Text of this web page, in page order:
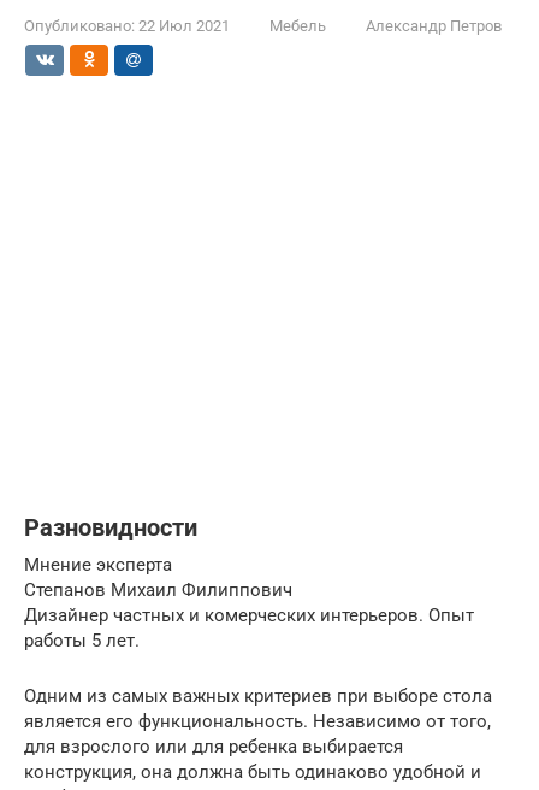
Опубликовано: 22 Июл 2021 Мебель Александр Петров
Разновидности
Мнение эксперта
Степанов Михаил Филиппович
Дизайнер частных и комерческих интерьеров. Опыт
работы 5 лет.
Одним из самых важных критериев при выборе стола
является его функциональность. Независимо от того,
для взрослого или для ребенка выбирается
конструкция, она должна быть одинаково удобной и